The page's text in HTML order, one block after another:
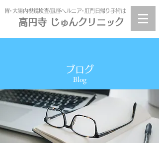
高円寺 じゅんクリニック
​胃･大腸内視鏡検査/鼠径ヘルニア･肛門日帰り手術は
高円寺 じゅんクリニック
ブログ
Blog